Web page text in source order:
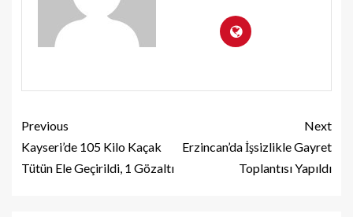
Previous
Kayseri’de 105 Kilo Kaçak
Tütün Ele Geçirildi, 1 Gözaltı
Next
Erzincan’da İşsizlikle Gayret
Toplantısı Yapıldı